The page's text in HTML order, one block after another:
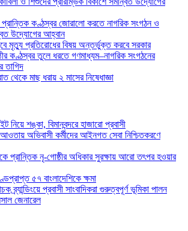
প্রান্তিক কণ্ঠস্বর জোরালো করতে নাগরিক সংগঠন ও
উদ্যোগের আহ্বান
মৃত্যু প্রতিরোধের বিষয় অন্তর্ভুক্ত করবে সরকার
কণ্ঠস্বর তুলে ধরতে গণমাধ্যম–নাগরিক সংগঠনের
তাগিদ
থেকে মাছ ধরায় ২ মাসের নিষেধাজ্ঞা
নিয়ে শঙ্কা, বিমানবন্দরে হাজারো প্রবাসী
অভিবাসী কর্মীদের আইনগত সেবা নিশ্চিতকরণে
প্রান্তিক নৃ-গোষ্ঠীর অধিকার সুরক্ষায় আরো তৎপর হওয়ার
৫৭ বাংলাদেশিকে ক্ষমা
ব্র্যান্ডিংয়ে প্রবাসী সাংবাদিকরা গুরুত্বপূর্ণ ভূমিকা পালন
জেনারেল